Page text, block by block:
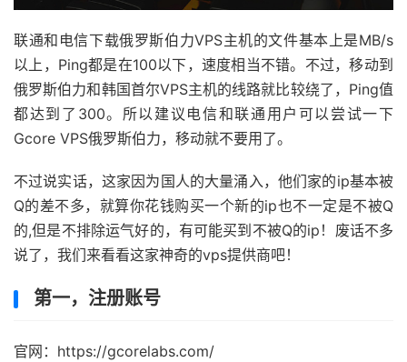
联通和电信下载俄罗斯伯力VPS主机的文件基本上是MB/s
以上，Ping都是在100以下，速度相当不错。不过，移动到
俄罗斯伯力和韩国首尔VPS主机的线路就比较绕了，Ping值
都达到了300。所以建议电信和联通用户可以尝试一下
Gcore VPS俄罗斯伯力，移动就不要用了。
不过说实话，这家因为国人的大量涌入，他们家的ip基本被
Q的差不多，就算你花钱购买一个新的ip也不一定是不被Q
的,但是不排除运气好的，有可能买到不被Q的ip！废话不多
说了，我们来看看这家神奇的vps提供商吧！
第一，注册账号
官网：https://gcorelabs.com/